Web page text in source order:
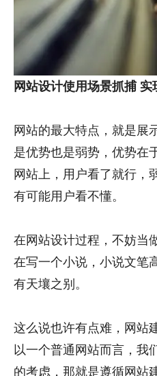
网站设计使用场景抓捕 实
网站的最大特点，就是展
是优势也是弱势，优势在
网站上，用户看了就行，
有可能用户看不懂。
在网站设计过程，不妨当
在写一个小说，小说文笔
有天壤之别。
这么说也许有点难，网站
以一个普通网站而言，我
的考虑，那就是遵循网站